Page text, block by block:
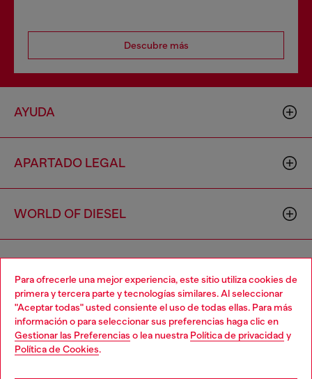
Para ofrecerle una mejor experiencia, este sitio utiliza cookies de
primera y tercera parte y tecnologías similares. Al seleccionar
"Aceptar todas" usted consiente el uso de todas ellas. Para más
información o para seleccionar sus preferencias haga clic en
Gestionar las Preferencias o lea nuestra Política de privacidad y
Política de Cookies.
Descubre más
AYUDA
APARTADO LEGAL
WORLD OF DIESEL
Choose your location
You are currently browsing España website, but it seems you
may be based in United States